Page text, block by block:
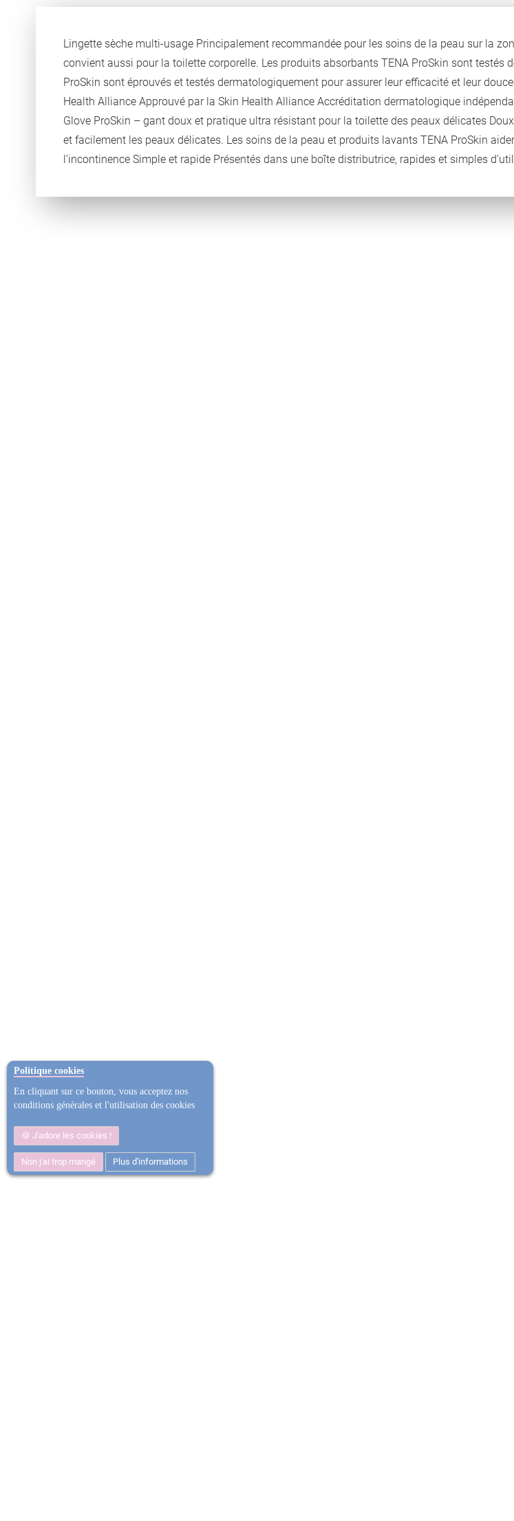
Politique cookies
En cliquant sur ce bouton, vous acceptez nos
conditions générales et l'utilisation des cookies
J'adore les cookies !
Non j'ai trop mangé Plus d'informations
Lingette sèche multi-usage Principalement recommandée pour les soins de la peau sur la
convient aussi pour la toilette corporelle. Les produits absorbants TENA ProSkin sont
ProSkin sont éprouvés et testés dermatologiquement pour assurer leur efficacité et leur
Health Alliance Approuvé par la Skin Health Alliance Accréditation dermatologique
Glove ProSkin – gant doux et pratique ultra résistant pour la toilette des peaux délicates
et facilement les peaux délicates. Les soins de la peau et produits lavants TENA ProSkin
l’incontinence Simple et rapide Présentés dans une boîte distributrice, rapides et simples